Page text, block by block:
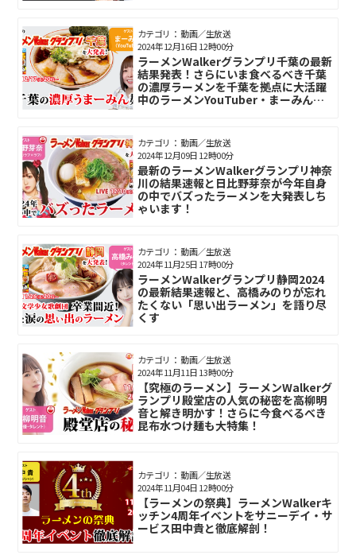
カテゴリ： 動画／生放送
ラーメンWalkerグランプリ千葉の最新
結果発表！さらにいま食べるべき千葉
の濃厚ラーメンを千葉を拠点に大活躍
中のラーメンYouTuber・まーみんが
2024年12月16日 12時00分
カテゴリ： 動画／生放送
最新のラーメンWalkerグランプリ神奈
川の結果速報と日比野芽奈が今年自身
の中でバズったラーメンを大発表しち
ゃいます！
2024年12月09日 12時00分
カテゴリ： 動画／生放送
ラーメンWalkerグランプリ静岡2024
の最新結果速報と、高橋みのりが忘れ
たくない「思い出ラーメン」を語り尽
くす
2024年11月25日 17時00分
カテゴリ： 動画／生放送
【究極のラーメン】ラーメンWalkerグ
ランプリ殿堂店の人気の秘密を高柳明
音と解き明かす！さらに今食べるべき
昆布水つけ麺も大特集！
2024年11月11日 13時00分
カテゴリ： 動画／生放送
【ラーメンの祭典】ラーメンWalkerキ
ッチン4周年イベントをサニーデイ・サ
ービス田中貴と徹底解剖！
2024年11月04日 12時00分